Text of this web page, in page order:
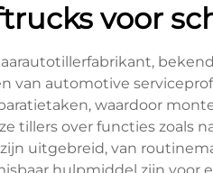
voor
automotive
waardoor
tillers over functies zoals
uitgebreid, van